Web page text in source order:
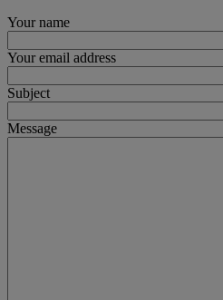
Your name
Your email address
Subject
Message